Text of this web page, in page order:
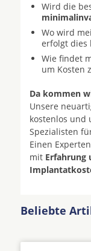
Wird die
Wo wird
erfolgt dies
Wie findet
um Kosten
Da kommen
Unsere
kostenlos und
Spezialisten
Einen
mit Erfahrung
Beliebte